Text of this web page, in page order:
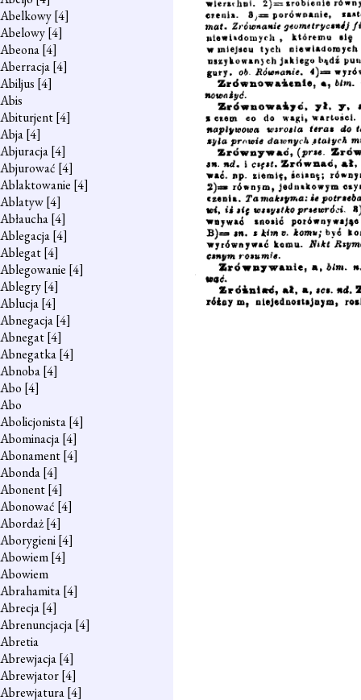
Abelkowy[4]
Abelowy[4]
Abeona[4]
Aberracja[4]
Abiljus [4]
Abis
Abiturjent[4]
Abja[4]
Abjuracja[4]
Abjurować [4]
Ablaktowanie [4]
Ablatyw[4]
Abłaucha[4]
Ablegacja[4]
Ablegat[4]
Ablegowanie [4]
Ablegry[4]
Ablucja[4]
Abnegacja[4]
Abnegat[4]
Abnegatka[4]
Abnoba[4]
Abo [4]
Abo
Abolicjonista[4]
Abominacja[4]
Abonament[4]
Abonda[4]
Abonent[4]
Abonować [4]
Abordaż[4]
Aborygieni[4]
Abowiem[4]
Abowiem
Abrahamita[4]
Abrecja[4]
Abrenuncjacja[4]
Abretia
Abrewjacja[4]
Abrewjator[4]
Abrewjatura[4]